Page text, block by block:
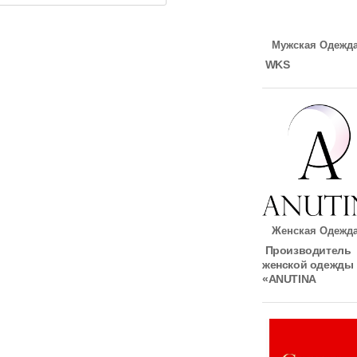
Мужская
WKS
Женская
Производитель
женской одежды
«ANUTINA